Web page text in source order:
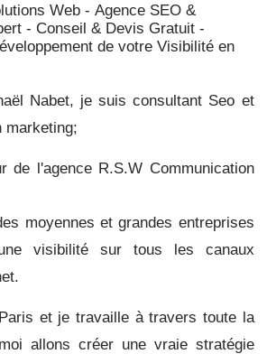
Web -Agence SEO &
- Conseil & Devis Gratuit -
de votre Visibilité en
Nabet, je suis consultant Seo et
marketing;
de l'agence R.S.W Communication
moyennes et grandes entreprises
visibilité sur tous les canaux
et je travaille à travers toute la
allons créer une vraie stratégie